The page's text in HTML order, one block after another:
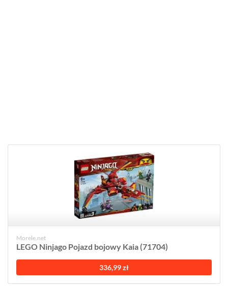
Morele.net
LEGO Ninjago Pojazd bojowy Kaia (71704)
336,99 zł